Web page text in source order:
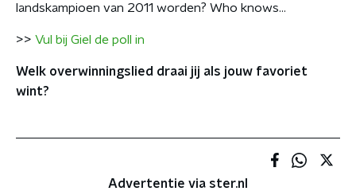
landskampioen van 2011 worden? Who knows…
>> Vul bij Giel de poll in
Welk overwinningslied draai jij als jouw favoriet
wint?
Advertentie via ster.nl